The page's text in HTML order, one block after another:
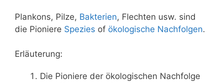
Plankons, Pilze, Bakterien, Flechten usw. sind
die Pioniere Spezies of ökologische Nachfolgen.
Erläuterung:
Die Pioniere der ökologischen Nachfolge